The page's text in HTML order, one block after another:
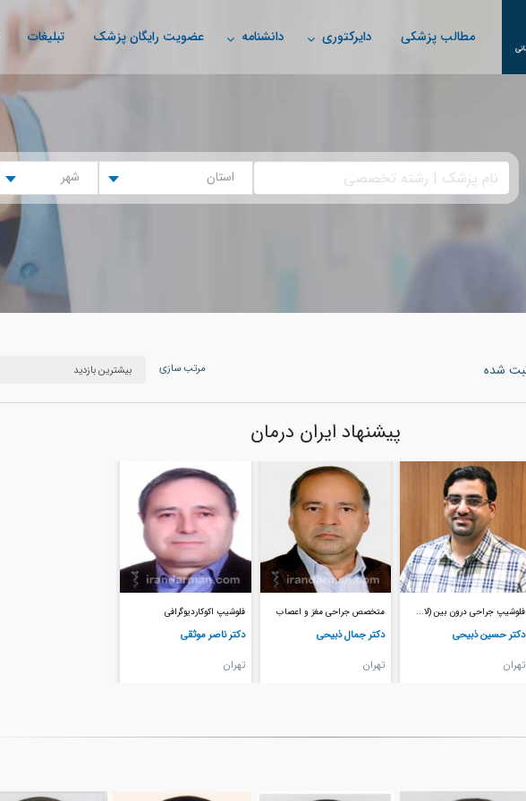
مطالب پزشکی دایرکتوری دانشنامه عضویت رایگان پزشک تبلیغات
استان شهر
مرتب سازی
پیشنهاد ایران درمان
فلوشیپ جراحی درون بین (لا...
دکتر حسین ذبیحی
تهران
متخصص جراحی مغز و اعصاب
دکتر جمال ذبیحی
تهران
فلوشیپ اکوکاردیوگرافی
دکتر ناصر موثقی
تهران